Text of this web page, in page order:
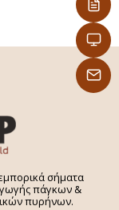
σήματα
πάγκων &
πυρήνων.